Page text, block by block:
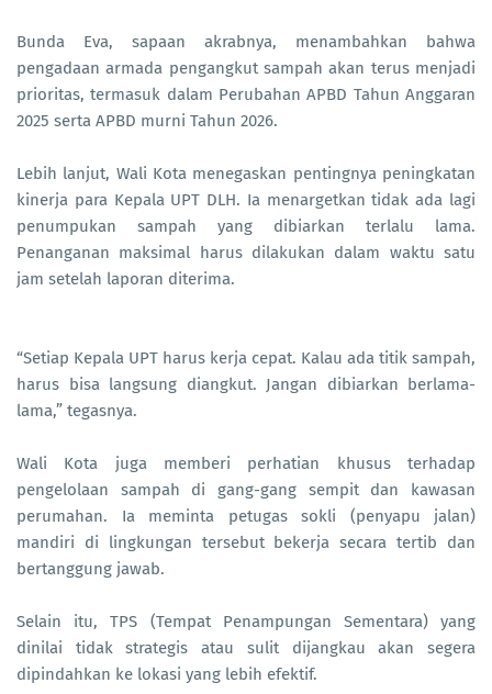
Bunda Eva, sapaan akrabnya, menambahkan bahwa
pengadaan armada pengangkut sampah akan terus menjadi
prioritas, termasuk dalam Perubahan APBD Tahun Anggaran
2025 serta APBD murni Tahun 2026.
Lebih lanjut, Wali Kota menegaskan pentingnya peningkatan
kinerja para Kepala UPT DLH. Ia menargetkan tidak ada lagi
penumpukan sampah yang dibiarkan terlalu lama.
Penanganan maksimal harus dilakukan dalam waktu satu
jam setelah laporan diterima.
“Setiap Kepala UPT harus kerja cepat. Kalau ada titik sampah,
harus bisa langsung diangkut. Jangan dibiarkan berlama-
lama,” tegasnya.
Wali Kota juga memberi perhatian khusus terhadap
pengelolaan sampah di gang-gang sempit dan kawasan
perumahan. Ia meminta petugas sokli (penyapu jalan)
mandiri di lingkungan tersebut bekerja secara tertib dan
bertanggung jawab.
Selain itu, TPS (Tempat Penampungan Sementara) yang
dinilai tidak strategis atau sulit dijangkau akan segera
dipindahkan ke lokasi yang lebih efektif.